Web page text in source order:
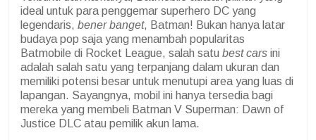
ideal untuk para penggemar superhero DC yang
legendaris, bener banget, Batman! Bukan hanya latar
budaya pop saja yang menambah popularitas
Batmobile di Rocket League, salah satu best cars ini
adalah salah satu yang terpanjang dalam ukuran dan
memiliki potensi besar untuk menutupi area yang luas di
lapangan. Sayangnya, mobil ini hanya tersedia bagi
mereka yang membeli Batman V Superman: Dawn of
Justice DLC atau pemilik akun lama.